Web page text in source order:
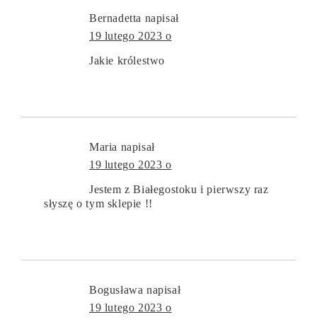
Bernadetta napisał
19 lutego 2023 o
Jakie królestwo
Maria napisał
19 lutego 2023 o
Jestem z Białegostoku i pierwszy raz
słyszę o tym sklepie !!
Bogusława napisał
19 lutego 2023 o